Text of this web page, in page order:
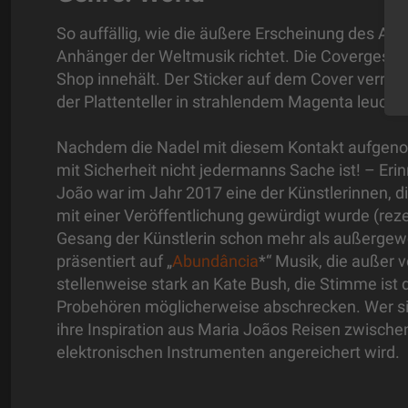
So auffällig, wie die äußere Erscheinung des
Anhänger der Weltmusik richtet. Die
Shop innehält. Der Sticker auf dem Cover
der Plattenteller in strahlendem Magenta
Nachdem die Nadel mit diesem Kontakt
mit Sicherheit nicht jedermanns Sache ist! –
João war im Jahr 2017 eine der Künstlerinnen,
mit einer Veröffentlichung gewürdigt wurde
Gesang der Künstlerin schon mehr als
präsentiert auf „Abundância*“ Musik, die außer
stellenweise stark an Kate Bush, die Stimme
Probehören möglicherweise abschrecken. Wer
ihre Inspiration aus Maria Joãos Reisen
elektronischen Instrumenten angereichert wird.